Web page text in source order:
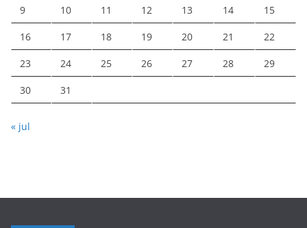
9 10 11 12 13 14 15
16 17 18 19 20 21 22
23 24 25 26 27 28 29
30 31
« jul